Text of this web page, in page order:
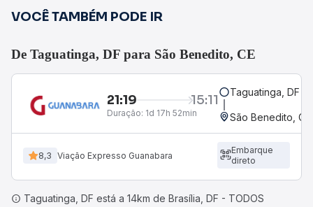
VOCÊ TAMBÉM PODE IR
De Taguatinga, DF para São Benedito, CE
21:19 15:11
Duração: 1d 17h 52min
Taguatinga, DF
São Benedito, CE
8,3 Viação Expresso Guanabara
Embarque
direto
Taguatinga, DF está a 14km de Brasília, DF - TODOS